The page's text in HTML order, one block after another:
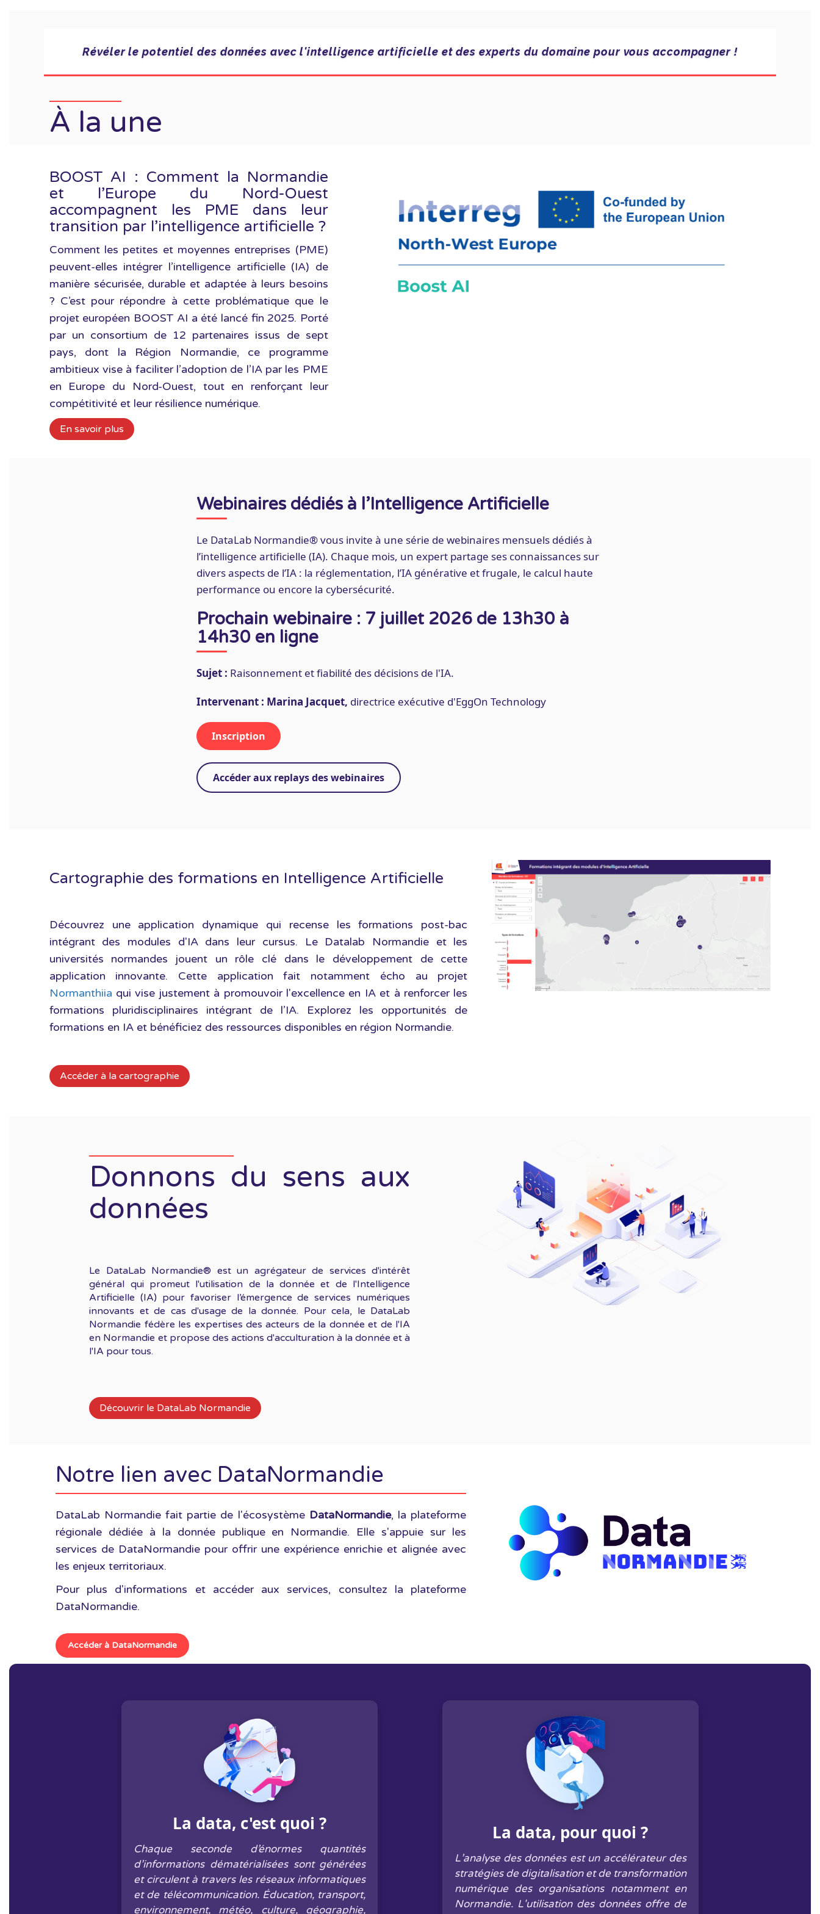
Révéler le potentiel des données avec l'intelligence artificielle et des experts du domaine pour vous accompagner !
À la une
BOOST AI : Comment la Normandie
et l’Europe du Nord-Ouest
accompagnent les PME dans leur
transition par l’intelligence artificielle ?
Comment les petites et moyennes entreprises (PME)
peuvent-elles intégrer l’intelligence artificielle (IA) de
manière sécurisée, durable et adaptée à leurs besoins
? C’est pour répondre à cette problématique que le
projet européen BOOST AI a été lancé fin 2025. Porté
par un consortium de 12 partenaires issus de sept
pays, dont la Région Normandie, ce programme
ambitieux vise à faciliter l’adoption de l’IA par les PME
en Europe du Nord-Ouest, tout en renforçant leur
compétitivité et leur résilience numérique.
En savoir plus
Webinaires dédiés à l’Intelligence Artificielle
Le DataLab Normandie® vous invite à une série de webinaires mensuels dédiés à
l’intelligence artificielle (IA). Chaque mois, un expert partage ses connaissances sur
divers aspects de l’IA : la réglementation, l’IA générative et frugale, le calcul haute
performance ou encore la cybersécurité.
Prochain webinaire : 7 juillet 2026 de 13h30 à
14h30 en ligne
Sujet : Raisonnement et fiabilité des décisions de l'IA.
Intervenant : Marina Jacquet, directrice exécutive d'EggOn Technology
Inscription
Accéder aux replays des webinaires
Cartographie des formations en Intelligence Artificielle
Découvrez une application dynamique qui recense les formations post-bac
intégrant des modules d'IA dans leur cursus. Le Datalab Normandie et les
universités normandes jouent un rôle clé dans le développement de cette
application innovante. Cette application fait notamment écho au projet
Normanthiia qui vise justement à promouvoir l'excellence en IA et à renforcer les
formations pluridisciplinaires intégrant de l’IA. Explorez les opportunités de
formations en IA et bénéficiez des ressources disponibles en région Normandie.
Accéder à la cartographie
Donnons du sens aux
données
Le DataLab Normandie® est un agrégateur de services d'intérêt
général qui promeut l'utilisation de la donnée et de l'Intelligence
Artificielle (IA) pour favoriser l’émergence de services numériques
innovants et de cas d'usage de la donnée. Pour cela, le DataLab
Normandie fédère les expertises des acteurs de la donnée et de l'IA
en Normandie et propose des actions d'acculturation à la donnée et à
l'IA pour tous.
Découvrir le DataLab Normandie
Notre lien avec DataNormandie
DataLab Normandie fait partie de l'écosystème DataNormandie, la plateforme
régionale dédiée à la donnée publique en Normandie. Elle s'appuie sur les
services de DataNormandie pour offrir une expérience enrichie et alignée avec
les enjeux territoriaux.
Pour plus d'informations et accéder aux services, consultez la plateforme
DataNormandie.
Accéder à DataNormandie
La data, c'est quoi ?
Chaque seconde d’énormes quantités
d’informations dématérialisées sont générées
et circulent à travers les réseaux informatiques
et de télécommunication. Éducation, transport,
environnement, météo, culture, géographie,
La data, pour quoi ?
L’analyse des données est un accélérateur des
stratégies de digitalisation et de transformation
numérique des organisations notamment en
Normandie. L'utilisation des données offre de